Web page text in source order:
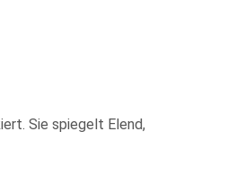
Sie spiegelt Elend,